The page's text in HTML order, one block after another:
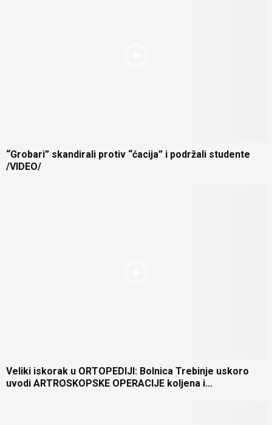
“Grobari” skandirali protiv “ćacija” i podržali studente
/VIDEO/
Veliki iskorak u ORTOPEDIJI: Bolnica Trebinje uskoro
uvodi ARTROSKOPSKE OPERACIJE koljena i...